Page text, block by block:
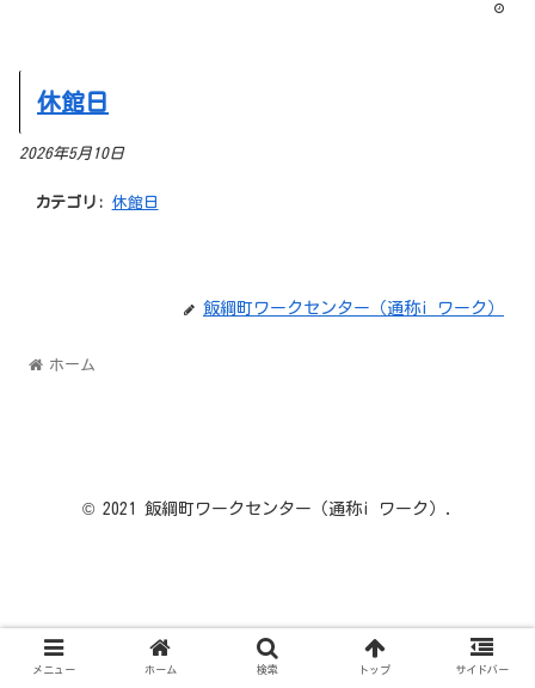
休館日
2026年5月10日
カテゴリ: 休館日
飯綱町ワークセンター（通称i ワーク）
ホーム
© 2021 飯綱町ワークセンター（通称i ワーク）.
メニュー ホーム 検索 トップ サイドバー